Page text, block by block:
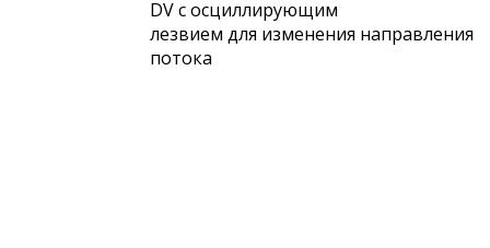
DV с осциллирующим
лезвием для изменения направления
потока